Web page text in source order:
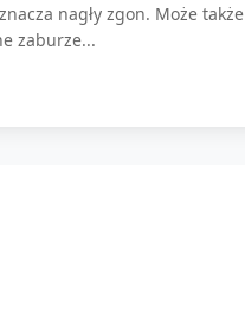
nagły zgon. Może także
zaburze...